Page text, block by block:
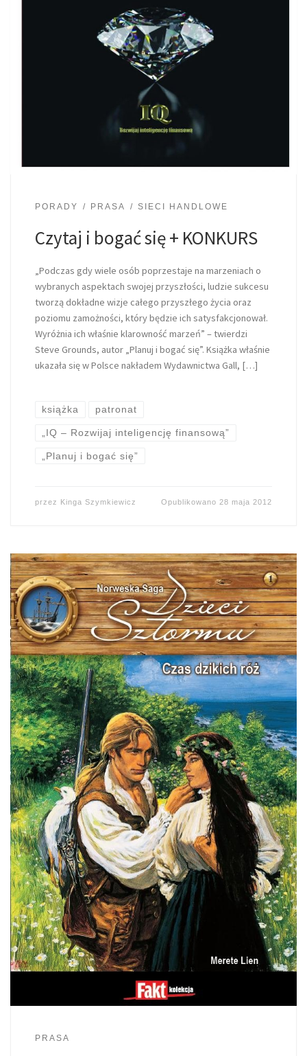
PORADY PRASA SIECI HANDLOWE
Czytaj i bogać się + KONKURS
„Podczas gdy wiele osób poprzestaje na marzeniach o
wybranych aspektach swojej przyszłości, ludzie sukcesu
tworzą dokładne wizje całego przyszłego życia oraz
poziomu zamożności, który będzie ich satysfakcjonował.
Wyróżnia ich właśnie klarowność marzeń” – twierdzi
Steve Grounds, autor „Planuj i bogać się”. Książka właśnie
ukazała się w Polsce nakładem Wydawnictwa Gall, […]
książka patronat
„IQ – Rozwijaj inteligencję finansową”
„Planuj i bogać się”
przez Kinga Szymkiewicz Opublikowano 28 maja 2012
PRASA